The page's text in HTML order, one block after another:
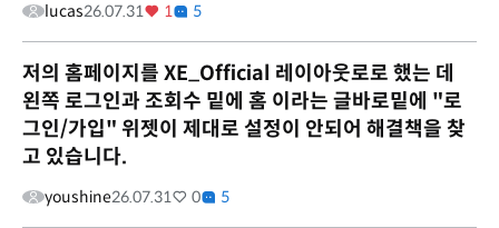
lucas26.07.31 1 5
저의 홈페이지를 XE_Official 레이아웃로로 했는 데
왼쪽 로그인과 조회수 밑에 홈 이라는 글바로밑에 "로
그인/가입" 위젯이 제대로 설정이 안되어 해결책을 찾
고 있습니다.
youshine26.07.31 0 5